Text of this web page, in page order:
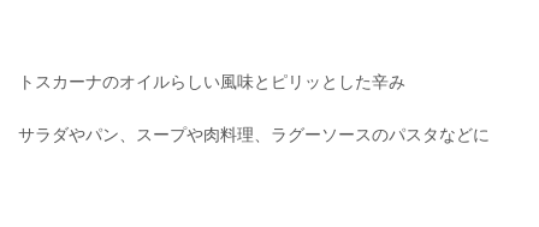
トスカーナのオイルらしい風味とピリッとした辛み
サラダやパン、スープや肉料理、ラグーソースのパスタなどに